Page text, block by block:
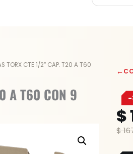
TORX CTE 1/2″ CAP. T20 A T60
A T60 CON 9
←
$
$